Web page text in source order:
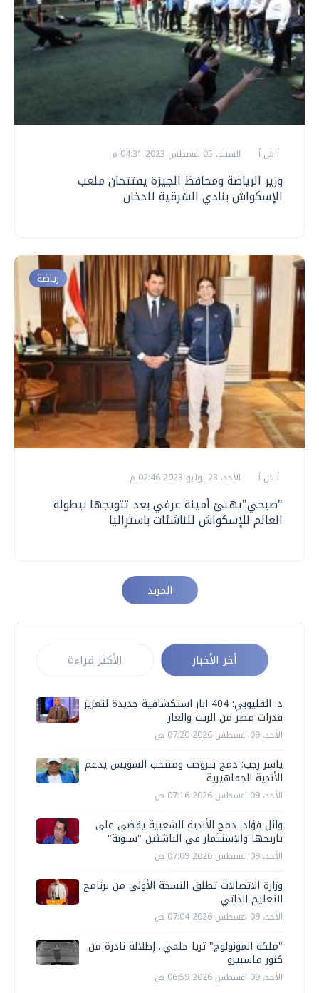
أ ش أ السبت، 05 اغسطس 2023 04:31 م
وزير الرياضة ومحافظ الجيزة يفتتحان ملعب
الإسكواش بنادي الشرقية للدخان
رياضة
أ ش أ الأحد، 23 يوليو 2023 02:46 م
"صبحي"يهنئ أمينة عرفي بعد تتويجها ببطولة
العالم للإسكواش للناشئات باستراليا
المزيد
أخر الأخبار الأكثر قراءة
د. القليوبي: 404 آبار استكشافية جديدة لتعزيز
قدرات مصر من الزيت والغاز
الأحد، 09 اغسطس 2026 07:20 ص
ياسر رجب: دمج بتروجت ومنتخب السويس يدعم
الأندية الجماهيرية
الأحد، 09 اغسطس 2026 07:16 ص
وائل فؤاد: دمج الأندية الشعبية يقضي على
تاريخها والاستثمار في الناشئين "سبوبة"
الأحد، 09 اغسطس 2026 07:09 ص
وزارة الاتصالات تطلق النسخة الأولى من برنامج
التعليم الذاتي
الأحد، 09 اغسطس 2026 07:04 ص
"ملكة المونولوج" ثريا حلمي.. إطلالة نادرة من
كنوز ماسبيرو
الأحد، 09 اغسطس 2026 06:59 ص